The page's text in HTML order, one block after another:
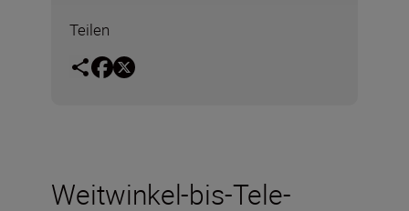
Teilen
Weitwinkel-bis-Tele-